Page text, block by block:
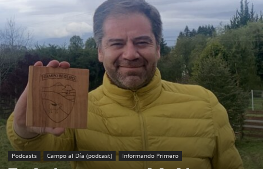
Podcasts Campo al Día (podcast) Informando Primero